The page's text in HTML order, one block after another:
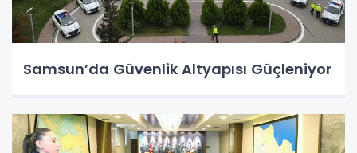
Samsun’da Güvenlik Altyapısı Güçleniyor